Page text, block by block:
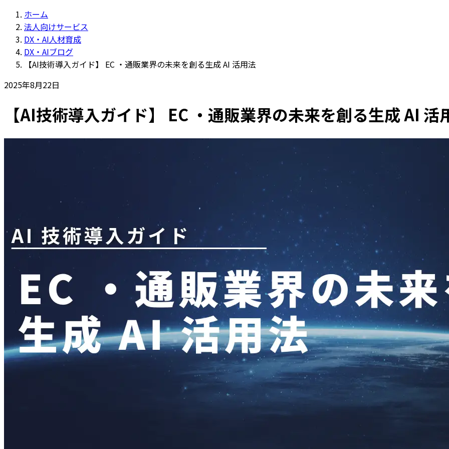
ホーム
法人向けサービス
DX・AI人材育成
DX・AIブログ
【AI技術導入ガイド】 EC ・通販業界の未来を創る生成 AI 活用法
2025年8月22日
【AI技術導入ガイド】 EC ・通販業界の未来を創る生成 AI 活